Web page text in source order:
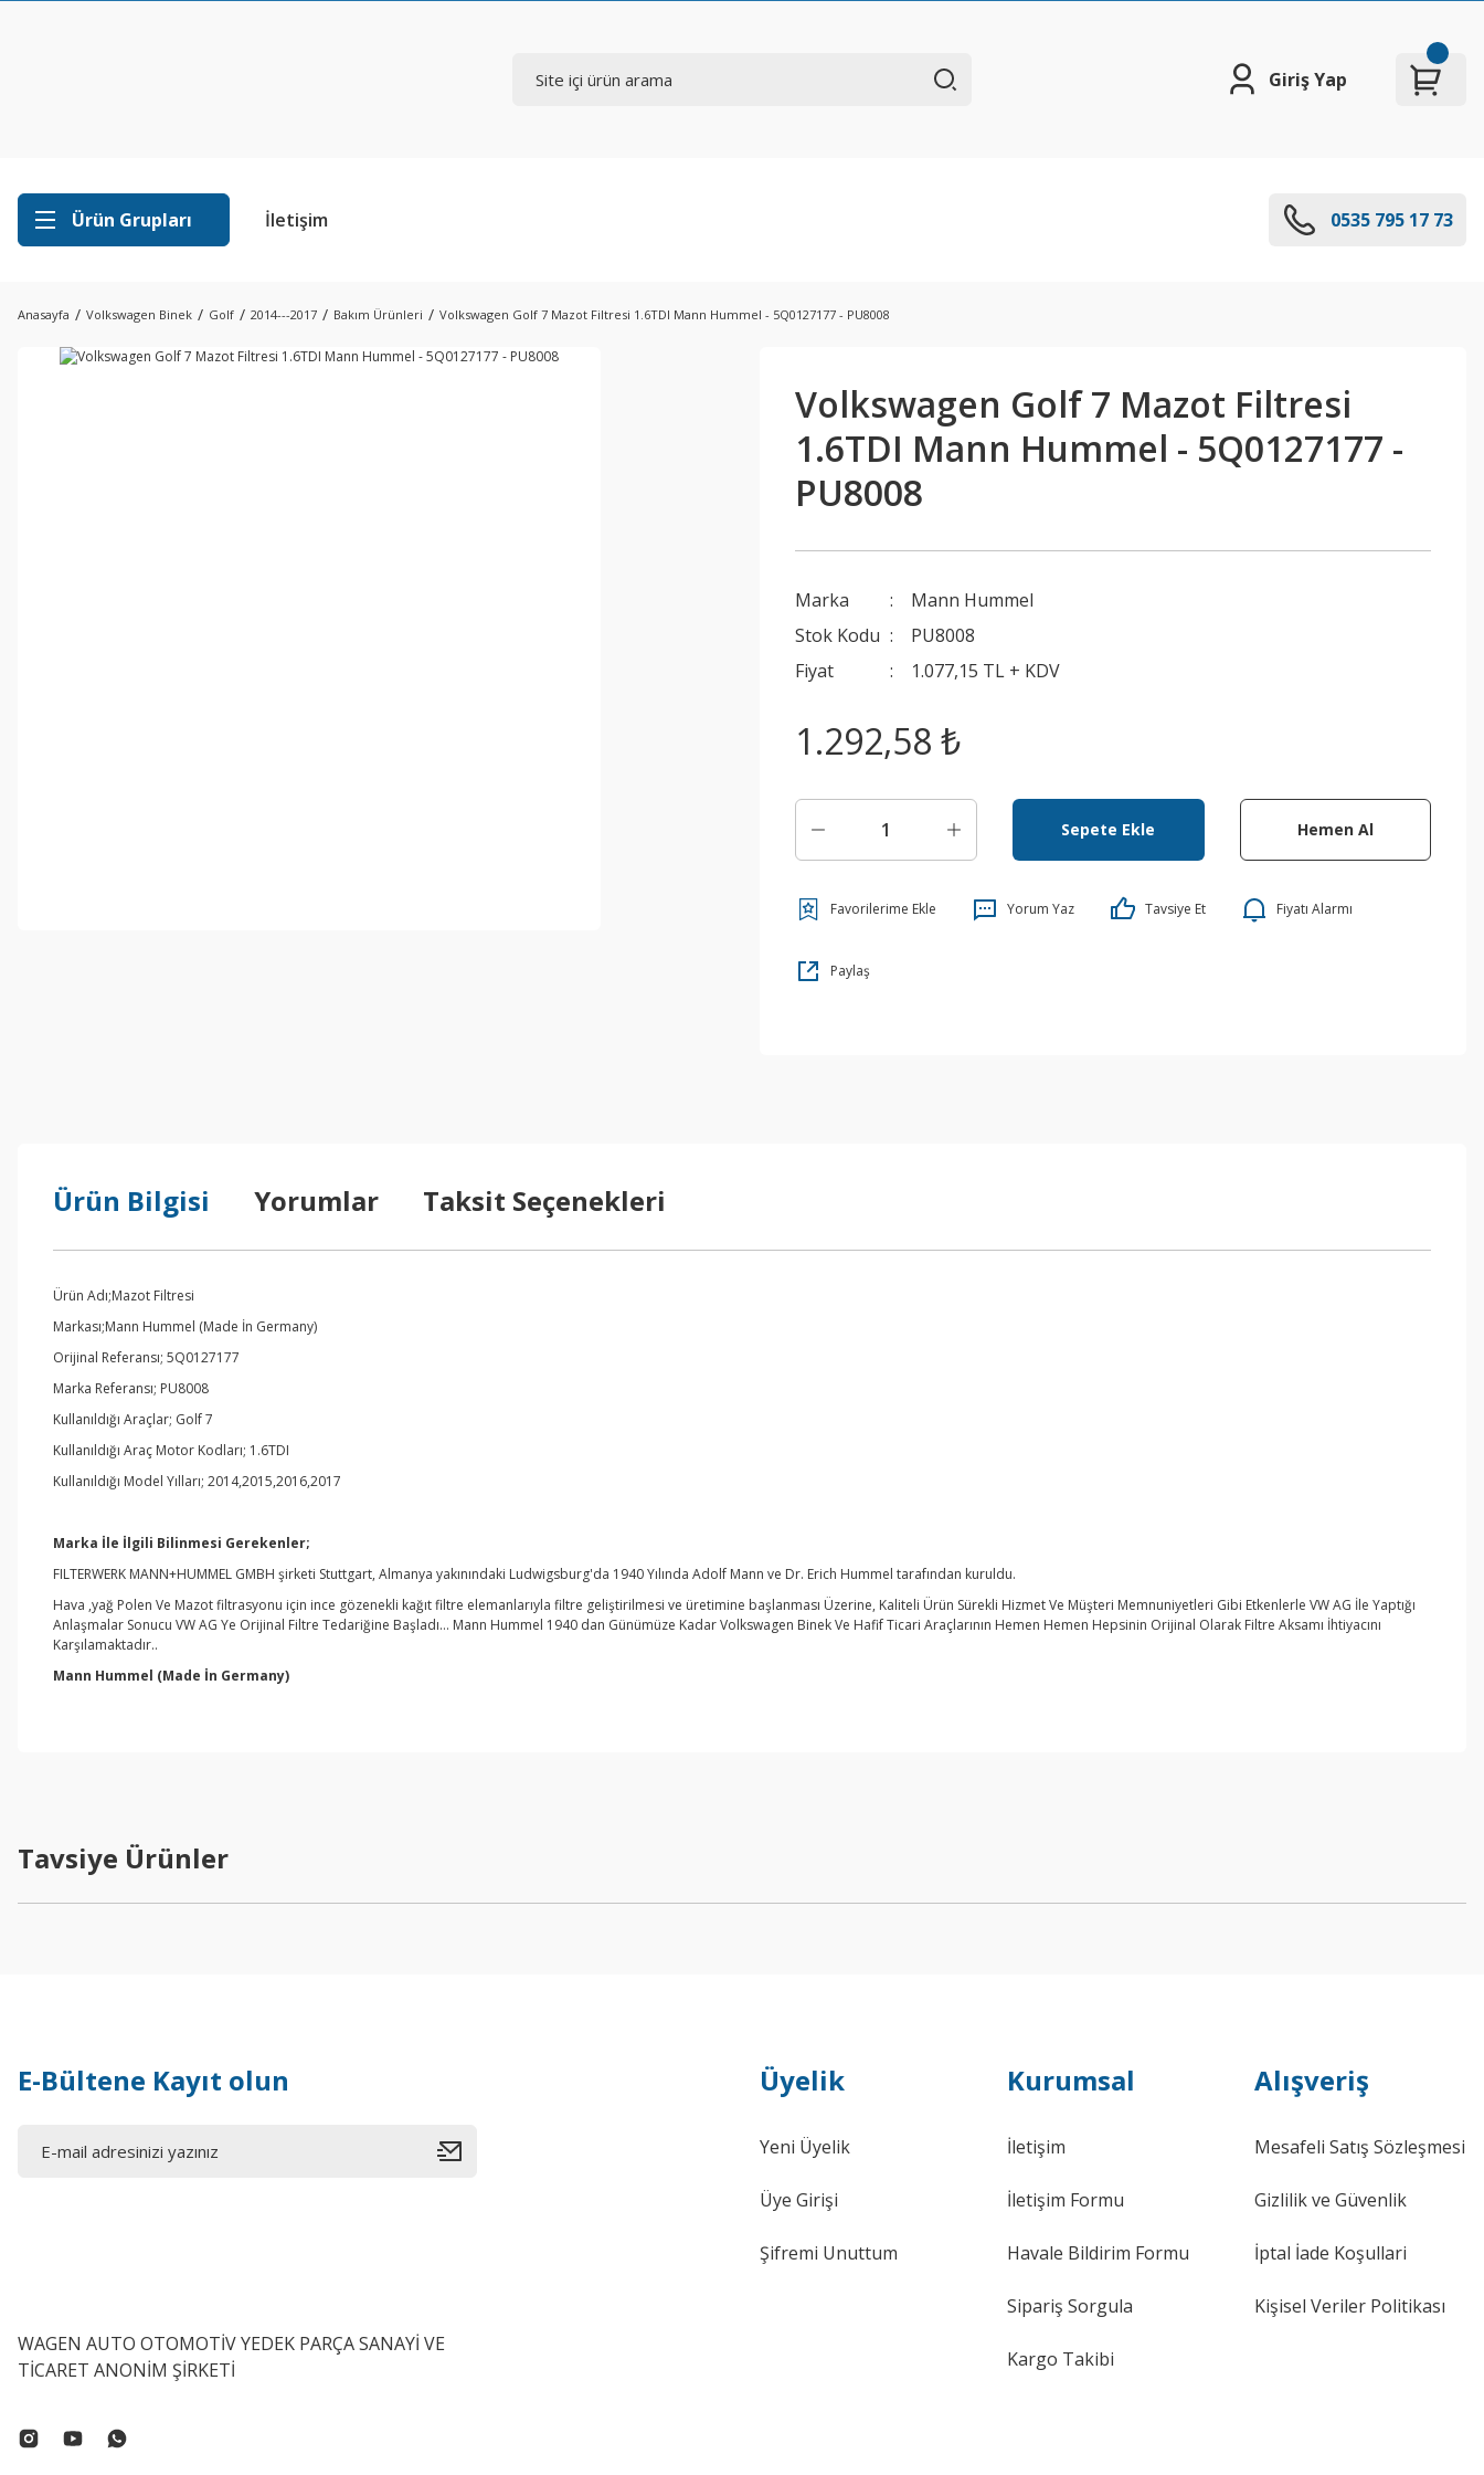
Giriş Yap
Ürün Grupları İletişim 0535 795 17 73
Anasayfa Volkswagen Binek Golf 2014---2017 Bakım Ürünleri Volkswagen Golf 7 Mazot Filtresi 1.6TDI Mann Hummel - 5Q0127177 - PU8008
Volkswagen Golf 7 Mazot Filtresi
1.6TDI Mann Hummel - 5Q0127177 -
PU8008
Marka
Mann Hummel
Stok Kodu
PU8008
Fiyat
1.077,15 TL + KDV
1.292,58 ₺
Sepete Ekle Hemen Al
Yorum Yaz Tavsiye Et Fiyatı Alarmı
Paylaş
Ürün Bilgisi Yorumlar Taksit Seçenekleri
Ürün Adı;Mazot Filtresi
Markası;Mann Hummel (Made İn Germany)
Orijinal Referansı; 5Q0127177
Marka Referansı; PU8008
Kullanıldığı Araçlar; Golf 7
Kullanıldığı Araç Motor Kodları; 1.6TDI
Kullanıldığı Model Yılları; 2014,2015,2016,2017
Marka İle İlgili Bilinmesi Gerekenler;
FILTERWERK MANN+HUMMEL GMBH şirketi Stuttgart, Almanya yakınındaki Ludwigsburg'da 1940 Yılında Adolf Mann ve Dr. Erich Hummel tarafından kuruldu.
Hava ,yağ Polen Ve Mazot filtrasyonu için ince gözenekli kağıt filtre elemanlarıyla filtre geliştirilmesi ve üretimine başlanması Üzerine, Kaliteli Ürün Sürekli Hizmet Ve Müşteri Memnuniyetleri Gibi Etkenlerle VW AG İle Yaptığı
Anlaşmalar Sonucu VW AG Ye Orijinal Filtre Tedariğine Başladı… Mann Hummel 1940 dan Günümüze Kadar Volkswagen Binek Ve Hafif Ticari Araçlarının Hemen Hemen Hepsinin Orijinal Olarak Filtre Aksamı İhtiyacını
Karşılamaktadır..
Mann Hummel (Made İn Germany)
Tavsiye Ürünler
E-Bültene Kayıt olun
WAGEN AUTO OTOMOTİV YEDEK PARÇA SANAYİ VE
TİCARET ANONİM ŞİRKETİ
Üyelik
Yeni Üyelik
Üye Girişi
Şifremi Unuttum
Kurumsal
İletişim
İletişim Formu
Havale Bildirim Formu
Sipariş Sorgula
Kargo Takibi
Alışveriş
Mesafeli Satış Sözleşmesi
Gizlilik ve Güvenlik
İptal İade Koşullari
Kişisel Veriler Politikası